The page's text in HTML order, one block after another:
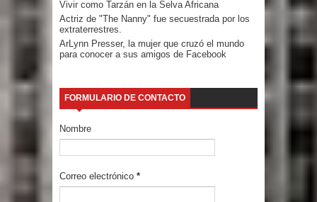
Vivir como Tarzán en la Selva Africana
Actriz de "The Nanny" fue secuestrada por los
extraterrestres.
ArLynn Presser, la mujer que cruzó el mundo
para conocer a sus amigos de Facebook
FORMULARIO DE CONTACTO
Nombre
Correo electrónico *